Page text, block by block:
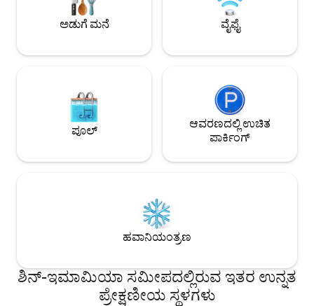
ಬಾತ್‌ರೂಮ್ ಡ್ರೈಯರ್, ಡ್ರೈಯರ್, ವಾಶ್ಲೆಟ್‌ನೊಂದಿಗೆ
ಟಾಯ್ಲೆಟ್ಬಾತ್‌ಟಬ್ ಹೊಂದಿರುವ ಸ್ನಾನದ ತೊಟ್ಟಿ,
ಬಟ್ಟೆಗಳನ್ನು ಒಣಗಿಸಲು ಸಹ ಬಳಸಬಹುದು), ಬಾಡಿ
ಬಾತ್ ಮ್ಯಾಟ್ (ಪ್ರತಿ ವ್ಯಕ್ತಿಗೆ ಒಂದು ಸೆಟ್) ಲಭ್ಯವಿದೆ. ಪ್ರ.
ನಾನು ಮುಂಚಿತವಾಗಿ ಚೆಕ್-ಇನ್ ಮಾಡಬಹುದೇ? ↪
ಸಾಧ್ಯವಿಲ್ಲ. ಸಿಸ್ಟಮ್ ಮತ್ತು ಶುಚಿಗೊಳಿಸುವಿಕೆಯ
ಕಾರಣದಿಂದಾಗಿ, ಚೆಕ್-ಇನ್ ಸಮಯ 3 ಗಂಟೆಯಿಂದ
ಇದೆಯೇ? ↪ ಮೂಲತಃ ಇಲ್ಲ. 7 ಅಥವಾ ಹೆಚ್ಚು
↪ ಎಲ್ಲಾ ರೂಮ್‌ಗಳಲ್ಲಿ ವಾಷಿಂಗ್ ಮಷಿನ್,
ಡಿಟರ್ಜೆಂಟ್ ಮತ್ತು ಬಾತ್‌ರೂಮ್ ಡ್ರೈಯರ್ ಇರುತ್ತವೆ
ಎಂದು ನಾವು ಭಾವಿಸುತ್ತೇವೆ. ನೆಲ
ಲಾಂಡ್ರಿ ಇದೆ (10:00
ಮೆಷಿನ್ ಇಲ್ಲ. ಈ ರೂಮ್ ಲೈಟ್ ಸ್ಲೀಪರ್‌ಗಳು ಅಥವಾ
ಹತ್ತಿರದ ನಿಲ್ದಾಣವಾದ
ಒಸಾಕಾ ಮೆಟ್ರೋ
ಇಮಾಮಿಯಾ ನಿಲ್ದಾಣ,
ನಿಲ್ದಾಣ ಮತ್ತು ಹಂಕೈ
ನಡಿಗೆ ದೂರದಲ್ಲಿದೆ,
ಅನುಕೂಲಕರವಾಗಿದೆ. ರೈಲು ಸಮಯ: ನಂಬಾ 2
ನಿಮಿಷಗಳು ಒಸಾಕಾ
ಅಡುಗೆ ಮನೆ ವೈಫೈ
ಪೂಲ್
ಆವರಣದಲ್ಲಿ ಉಚಿತ
ಪಾರ್ಕಿಂಗ್
ಹವಾನಿಯಂತ್ರಣ
ಶಿನ್-ಇಮಾಮಿಯಾ ಸಮೀಪದಲ್ಲಿರುವ ಇತರ ಉನ್ನತ
ಪ್ರೇಕ್ಷಣೀಯ ಸ್ಥಳಗಳು